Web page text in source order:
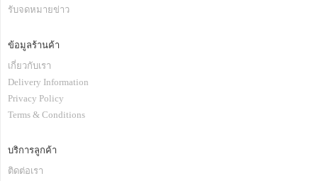
รับจดหมายข่าว
ข้อมูลร้านค้า
เกี่ยวกับเรา
Delivery Information
Privacy Policy
Terms & Conditions
บริการลูกค้า
ติดต่อเรา